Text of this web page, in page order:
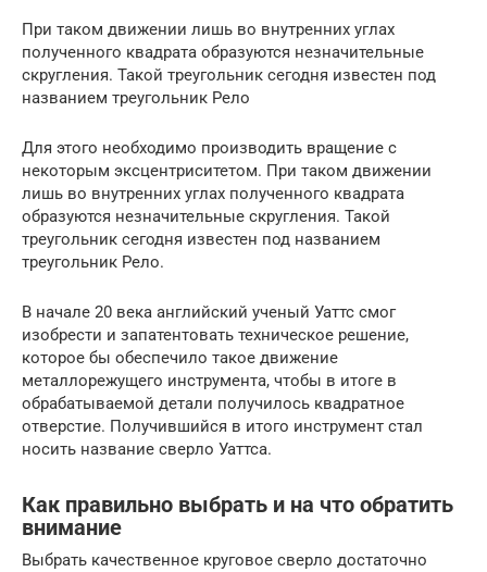
При таком движении лишь во внутренних углах
полученного квадрата образуются незначительные
скругления. Такой треугольник сегодня известен под
названием треугольник Рело
Для этого необходимо производить вращение с
некоторым эксцентриситетом. При таком движении
лишь во внутренних углах полученного квадрата
образуются незначительные скругления. Такой
треугольник сегодня известен под названием
треугольник Рело.
В начале 20 века английский ученый Уаттс смог
изобрести и запатентовать техническое решение,
которое бы обеспечило такое движение
металлорежущего инструмента, чтобы в итоге в
обрабатываемой детали получилось квадратное
отверстие. Получившийся в итого инструмент стал
носить название сверло Уаттса.
Как правильно выбрать и на что обратить
внимание
Выбрать качественное круговое сверло достаточно